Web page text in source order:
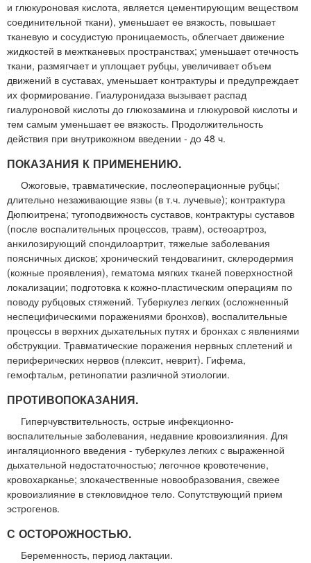
и глюкуроновая кислота, является цементирующим веществом
соединительной ткани), уменьшает ее вязкость, повышает
тканевую и сосудистую проницаемость, облегчает движение
жидкостей в межтканевых пространствах; уменьшает отечность
ткани, размягчает и уплощает рубцы, увеличивает объем
движений в суставах, уменьшает контрактуры и предупреждает
их формирование. Гиалуронидаза вызывает распад
гиалуроновой кислоты до глюкозамина и глюкуровой кислоты и
тем самым уменьшает ее вязкость. Продолжительность
действия при внутрикожном введении - до 48 ч.
ПОКАЗАНИЯ К ПРИМЕНЕНИЮ.
Ожоговые, травматические, послеоперационные рубцы;
длительно незаживающие язвы (в т.ч. лучевые); контрактура
Дюпюитрена; тугоподвижность суставов, контрактуры суставов
(после воспалительных процессов, травм), остеоартроз,
анкилозирующий спондилоартрит, тяжелые заболевания
поясничных дисков; хронический тендовагинит, склеродермия
(кожные проявления), гематома мягких тканей поверхностной
локализации; подготовка к кожно-пластическим операциям по
поводу рубцовых стяжений. Туберкулез легких (осложненный
неспецифическими поражениями бронхов), воспалительные
процессы в верхних дыхательных путях и бронхах с явлениями
обструкции. Травматические поражения нервных сплетений и
периферических нервов (плексит, неврит). Гифема,
гемофтальм, ретинопатии различной этиологии.
ПРОТИВОПОКАЗАНИЯ.
Гиперчувствительность, острые инфекционно-
воспалительные заболевания, недавние кровоизлияния. Для
ингаляционного введения - туберкулез легких с выраженной
дыхательной недостаточностью; легочное кровотечение,
кровохарканье; злокачественные новообразования, свежее
кровоизлияние в стекловидное тело. Сопутствующий прием
эстрогенов.
С ОСТОРОЖНОСТЬЮ.
Беременность, период лактации.